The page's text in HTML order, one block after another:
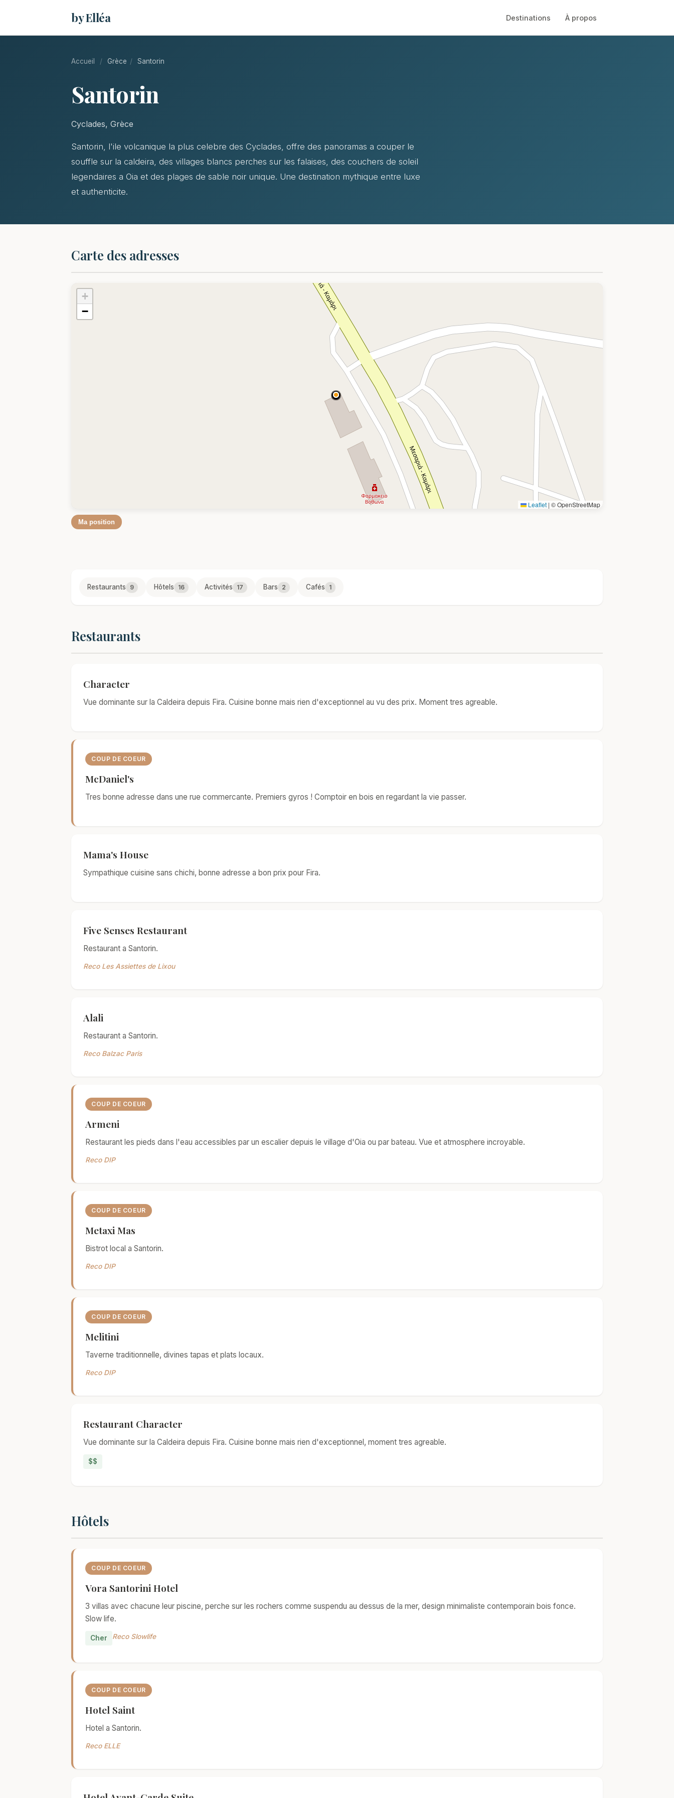
by Elléa Destinations À propos
Accueil / Grèce / Santorin
Santorin
Cyclades, Grèce
Santorin, l'ile volcanique la plus celebre des Cyclades, offre des panoramas a couper le
souffle sur la caldeira, des villages blancs perches sur les falaises, des couchers de soleil
legendaires a Oia et des plages de sable noir unique. Une destination mythique entre luxe
et authenticite.
Carte des adresses
+
−
Leaflet | © OpenStreetMap
Ma position
Restaurants 9 Hôtels 16 Activités 17 Bars 2 Cafés 1
Restaurants
Character
Vue dominante sur la Caldeira depuis Fira. Cuisine bonne mais rien d'exceptionnel au vu des prix. Moment tres agreable.
COUP DE COEUR
McDaniel's
Tres bonne adresse dans une rue commercante. Premiers gyros ! Comptoir en bois en regardant la vie passer.
Mama's House
Sympathique cuisine sans chichi, bonne adresse a bon prix pour Fira.
Five Senses Restaurant
Restaurant a Santorin.
Reco Les Assiettes de Lixou
Alali
Restaurant a Santorin.
Reco Balzac Paris
COUP DE COEUR
Armeni
Restaurant les pieds dans l'eau accessibles par un escalier depuis le village d'Oia ou par bateau. Vue et atmosphere incroyable.
Reco DIP
COUP DE COEUR
Metaxi Mas
Bistrot local a Santorin.
Reco DIP
COUP DE COEUR
Melitini
Taverne traditionnelle, divines tapas et plats locaux.
Reco DIP
Restaurant Character
Vue dominante sur la Caldeira depuis Fira. Cuisine bonne mais rien d'exceptionnel, moment tres agreable.
$$
Hôtels
COUP DE COEUR
Vora Santorini Hotel
3 villas avec chacune leur piscine, perche sur les rochers comme suspendu au dessus de la mer, design minimaliste contemporain bois fonce.
Slow life.
Cher Reco Slowlife
COUP DE COEUR
Hotel Saint
Hotel a Santorin.
Reco ELLE